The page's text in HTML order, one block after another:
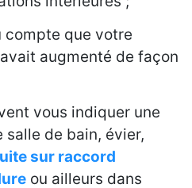
compte que votre
augmenté de façon
vous indiquer une
salle de bain, évier,
sur raccord
ou ailleurs dans